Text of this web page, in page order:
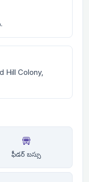
Hill Colony,
ఫీడర్ బస్సు